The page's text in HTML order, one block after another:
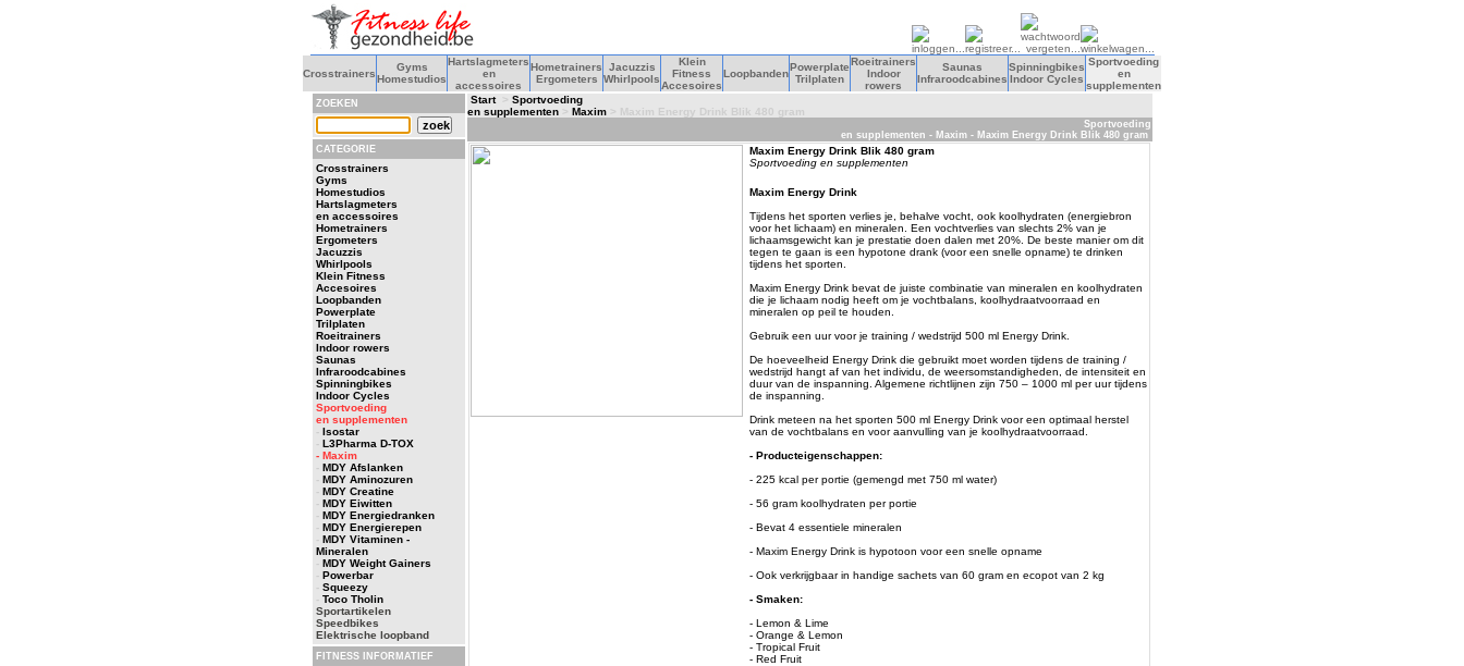
Crosstrainers
Gyms
Homestudios
Hartslagmeters
en
accessoires
Hometrainers
Ergometers
Jacuzzis
Whirlpools
Klein
Fitness
Accesoires
Loopbanden
Powerplate
Trilplaten
Roeitrainers
Indoor
rowers
Saunas
Infraroodcabines
Spinningbikes
Indoor Cycles
Sportvoeding
en
supplementen
ZOEKEN
CATEGORIE
Crosstrainers
Gyms
Homestudios
Hartslagmeters
en accessoires
Hometrainers
Ergometers
Jacuzzis
Whirlpools
Klein Fitness
Accesoires
Loopbanden
Powerplate
Trilplaten
Roeitrainers
Indoor rowers
Saunas
Infraroodcabines
Spinningbikes
Indoor Cycles
Sportvoeding
en supplementen
- Isostar
- L3Pharma D-TOX
- Maxim
- MDY Afslanken
- MDY Aminozuren
- MDY Creatine
- MDY Eiwitten
- MDY Energiedranken
- MDY Energierepen
- MDY Vitaminen -
Mineralen
- MDY Weight Gainers
- Powerbar
- Squeezy
- Toco Tholin
Sportartikelen
Speedbikes
Elektrische loopband
FITNESS INFORMATIEF
Start> Sportvoeding
en supplementen> Maxim> Maxim Energy Drink Blik 480 gram
Sportvoeding
en supplementen - Maxim - Maxim Energy Drink Blik 480 gram
Maxim Energy Drink Blik 480 gram
Sportvoeding en supplementen
Maxim Energy Drink
Tijdens het sporten verlies je, behalve vocht, ook koolhydraten (energiebron
voor het lichaam) en mineralen. Een vochtverlies van slechts 2% van je
lichaamsgewicht kan je prestatie doen dalen met 20%. De beste manier om dit
tegen te gaan is een hypotone drank (voor een snelle opname) te drinken
tijdens het sporten.
Maxim Energy Drink bevat de juiste combinatie van mineralen en koolhydraten
die je lichaam nodig heeft om je vochtbalans, koolhydraatvoorraad en
mineralen op peil te houden.
Gebruik een uur voor je training / wedstrijd 500 ml Energy Drink.
De hoeveelheid Energy Drink die gebruikt moet worden tijdens de training /
wedstrijd hangt af van het individu, de weersomstandigheden, de intensiteit en
duur van de inspanning. Algemene richtlijnen zijn 750 – 1000 ml per uur tijdens
de inspanning.
Drink meteen na het sporten 500 ml Energy Drink voor een optimaal herstel
van de vochtbalans en voor aanvulling van je koolhydraatvoorraad.
- Producteigenschappen:
- 225 kcal per portie (gemengd met 750 ml water)
- 56 gram koolhydraten per portie
- Bevat 4 essentiele mineralen
- Maxim Energy Drink is hypotoon voor een snelle opname
- Ook verkrijgbaar in handige sachets van 60 gram en ecopot van 2 kg
- Smaken:
- Lemon & Lime
- Orange & Lemon
- Tropical Fruit
- Red Fruit